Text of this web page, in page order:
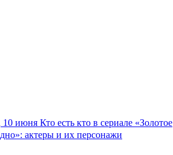
10 июня Кто есть кто в сериале «Золотое
дно»: актеры и их персонажи